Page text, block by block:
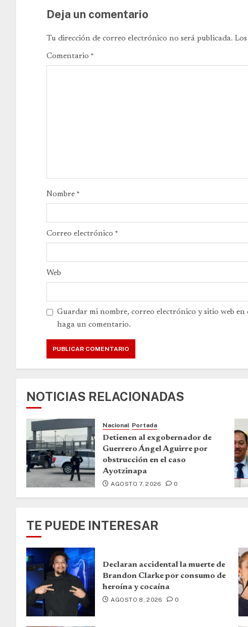
Deja un comentario
Tu dirección de correo electrónico no será publicada.
Comentario *
Nombre *
Correo electrónico *
Web
Guardar mi nombre, correo electrónico y sitio web en
haga un comentario.
NOTICIAS RELACIONADAS
Nacional Portada
Detienen al exgobernador de
Guerrero Ángel Aguirre por
obstrucción en el caso
Ayotzinapa
AGOSTO 7, 2026 0
TE PUEDE INTERESAR
Declaran accidental la muerte de
Brandon Clarke por consumo de
heroína y cocaína
AGOSTO 8, 2026 0